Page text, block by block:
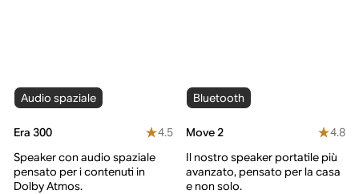
Audio spaziale
Era 300
4.5
Speaker con audio spaziale
pensato per i contenuti in
Dolby Atmos.
Bluetooth
Move 2
4.8
Il nostro speaker portatile più
avanzato, pensato per la casa
e non solo.